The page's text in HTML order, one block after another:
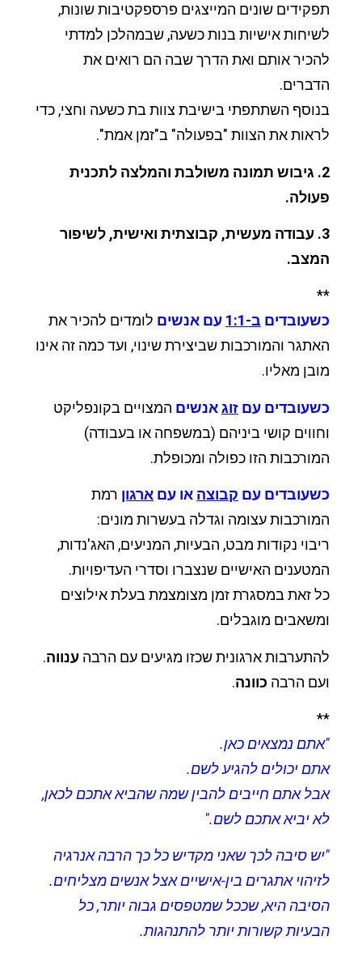
תפקידים שונים המייצגים פרספקטיבות שונות,
לשיחות אישיות בנות כשעה, שבמהלכן למדתי
להכיר אותם ואת הדרך שבה הם רואים את
הדברים.
בנוסף השתתפתי בישיבת צוות בת כשעה וחצי, כדי
לראות את הצוות "בפעולה" ב"זמן אמת".
2. גיבוש תמונה משולבת והמלצה לתכנית
פעולה.
3. עבודה מעשית, קבוצתית ואישית, לשיפור
המצב.
**
כשעובדים ב-1:1 עם אנשים לומדים להכיר את
האתגר והמורכבות שביצירת שינוי, ועד כמה זה אינו
מובן מאליו.
כשעובדים עם זוגאנשים המצויים בקונפליקט
וחווים קושי ביניהם (במשפחה או בעבודה)
המורכבות הזו כפולה ומכופלת.
כשעובדים עם קבוצה או עם ארגון רמת
המורכבות עצומה וגדלה בעשרות מונים:
ריבוי נקודות מבט, הבעיות, המניעים, האג'נדות,
המטענים האישיים שנצברו וסדרי העדיפויות.
כל זאת במסגרת זמן מצומצמת בעלת אילוצים
ומשאבים מוגבלים.
להתערבות ארגונית שכזו מגיעים עם הרבה ענווה.
ועם הרבה כוונה.
**
"אתם נמצאים כאן.
אתם יכולים להגיע לשם.
אבל אתם חייבים להבין שמה שהביא אתכם לכאן,
לא יביא אתכם לשם."
"יש סיבה לכך שאני מקדיש כל כך הרבה אנרגיה
לזיהוי אתגרים בין-אישיים אצל אנשים מצליחים.
הסיבה היא, שככל שמטפסים גבוה יותר, כל
הבעיות קשורות יותר להתנהגות.